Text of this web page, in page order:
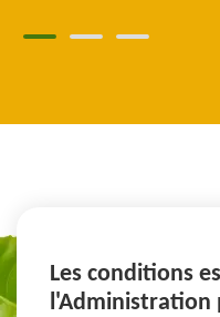
Les conditions
l'Administration